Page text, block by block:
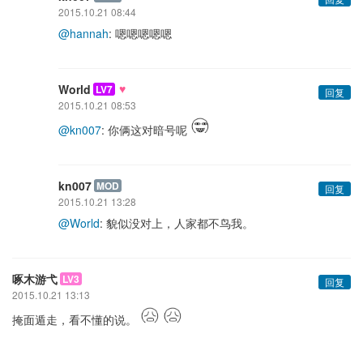
2015.10.21 08:44
@hannah: 嗯嗯嗯嗯嗯
World LV7 ♥
回复
2015.10.21 08:53
@kn007: 你俩这对暗号呢
kn007 MOD
回复
2015.10.21 13:28
@World: 貌似没对上，人家都不鸟我。
啄木游弋 LV3
回复
2015.10.21 13:13
掩面遁走，看不懂的说。